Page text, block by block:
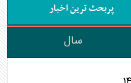
پربحث ترین اخبار
سال